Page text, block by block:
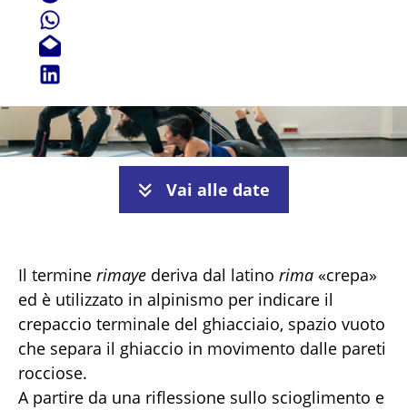
Vai alle date
Il termine rimaye deriva dal latino rima «crepa»
ed è utilizzato in alpinismo per indicare il
crepaccio terminale del ghiacciaio, spazio vuoto
che separa il ghiaccio in movimento dalle pareti
rocciose.
A partire da una riflessione sullo scioglimento e